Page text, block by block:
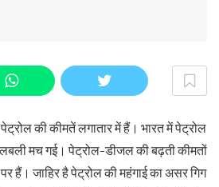
पेट्रोल की कीमतें लगातार में हैं। भारत में पेट्रोल
मच गई। पेट्रोल-डीजल की बढ़ती कीमतों
हैं। जाहिर है पेट्रोल की महंगाई का असर गिग